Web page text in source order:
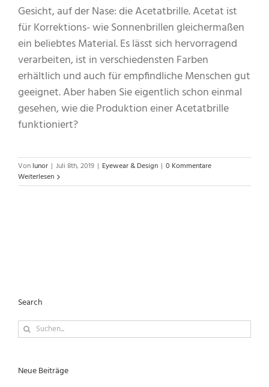
Gesicht, auf der Nase: die Acetatbrille. Acetat ist
für Korrektions- wie Sonnenbrillen gleichermaßen
ein beliebtes Material. Es lässt sich hervorragend
verarbeiten, ist in verschiedensten Farben
erhältlich und auch für empfindliche Menschen gut
geeignet. Aber haben Sie eigentlich schon einmal
gesehen, wie die Produktion einer Acetatbrille
funktioniert?
Von lunor | Juli 8th, 2019 | Eyewear & Design | 0 Kommentare
Weiterlesen
Search
Suche
Neue Beiträge